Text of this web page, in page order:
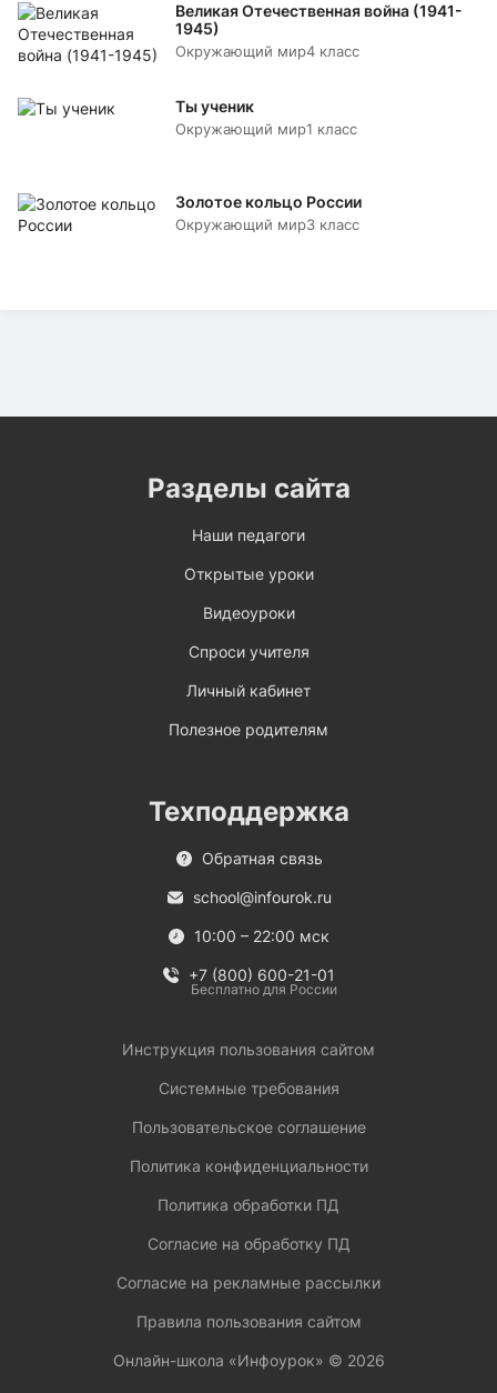
Великая Отечественная война (1941-
1945)
Окружающий мир4 класс
Ты ученик
Окружающий мир1 класс
Золотое кольцо России
Окружающий мир3 класс
Разделы сайта
Наши педагоги
Открытые уроки
Видеоуроки
Спроси учителя
Личный кабинет
Полезное родителям
Техподдержка
Обратная связь
school@infourok.ru
10:00 – 22:00 мск
+7 (800) 600-21-01
Бесплатно для России
Инструкция пользования сайтом
Системные требования
Пользовательское соглашение
Политика конфиденциальности
Политика обработки ПД
Согласие на обработку ПД
Согласие на рекламные рассылки
Правила пользования сайтом
Онлайн-школа «Инфоурок» © 2026